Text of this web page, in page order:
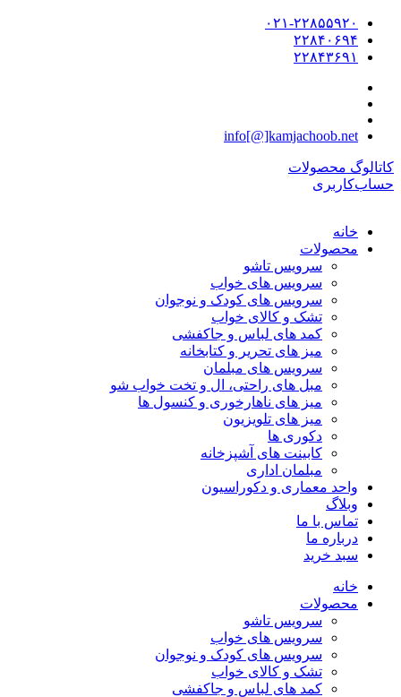
۰۲۱-۲۲۸۵۵۹۲۰
۲۲۸۴۰۶۹۴
۲۲۸۴۳۶۹۱
info[@]kamjachoob.net
کاتالوگ محصولات
حساب‌کاربری
خانه
محصولات
سرویس تاشو
سرویس های خواب
سرویس های کودک و نوجوان
تشک و کالای خواب
کمد های لباس و جاکفشی
میز های تحریر و کتابخانه
سرویس های مبلمان
مبل های راحتی، ال و تخت خواب شو
میز های ناهارخوری و کنسول ها
میز های تلویزیون
دکوری ها
کابینت های آشپزخانه
مبلمان اداری
واحد معماری و دکوراسیون
وبلاگ
تماس با ما
درباره ما
سبد خرید
خانه
محصولات
سرویس تاشو
سرویس های خواب
سرویس های کودک و نوجوان
تشک و کالای خواب
کمد های لباس و جاکفشی